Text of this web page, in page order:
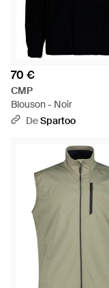
70 €
CMP
Blouson - Noir
DeSpartoo